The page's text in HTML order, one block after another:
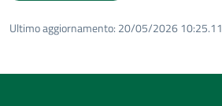
Ultimo aggiornamento: 20/05/2026 10:25.11